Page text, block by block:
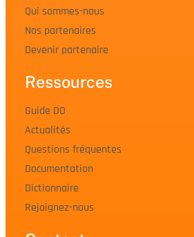
Qui sommes-nous
Nos partenaires
Devenir partenaire
Ressources
Guide DO
Actualités
Questions fréquentes
Documentation
Dictionnaire
Rejoignez-nous